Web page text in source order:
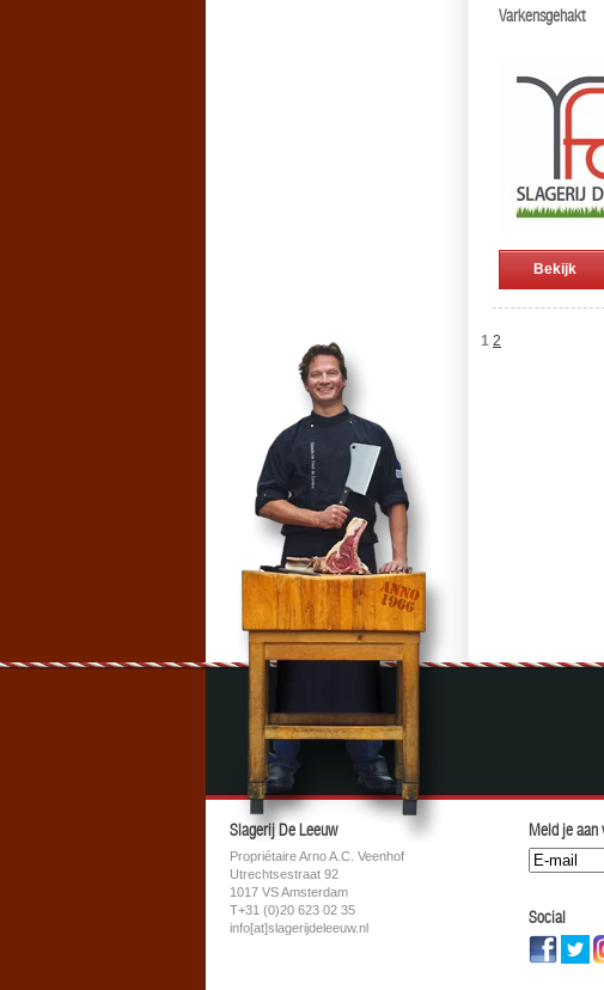
Varkensgehakt
Bekijk
1 2
Slagerij De Leeuw
Propriétaire Arno A.C. Veenhof
Utrechtsestraat 92
1017 VS Amsterdam
T+31 (0)20 623 02 35
info[at]slagerijdeleeuw.nl
Meld je aan
Social